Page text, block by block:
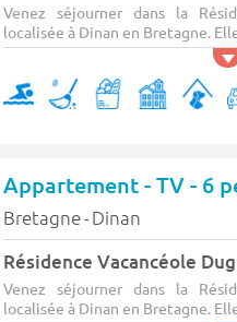
Venez séjourner dans la
localisée à Dinan en Bretagne.
Bretagne- Dinan
Résidence Vacancéole
Venez séjourner dans la
localisée à Dinan en Bretagne.